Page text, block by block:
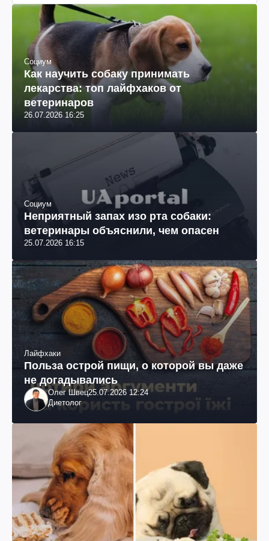
Социум
Как научить собаку принимать
лекарства: топ лайфхаков от
ветеринаров
26.07.2026 16:25
Социум
Неприятный запах изо рта собаки:
ветеринары объяснили, чем опасен
25.07.2026 16:15
Лайфхаки
Польза острой пищи, о которой вы даже
не догадывались
Олег Швец25.07.2026 12:24
Диетолог